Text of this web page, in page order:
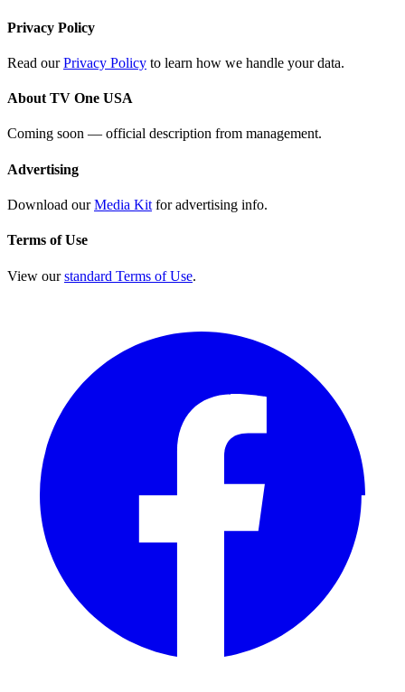
Privacy Policy
Read ourPrivacy Policy to learn how we handle your data.
About TV One USA
Coming soon — official description from management.
Advertising
Download ourMedia Kit for advertising info.
Terms of Use
View ourstandard Terms of Use.